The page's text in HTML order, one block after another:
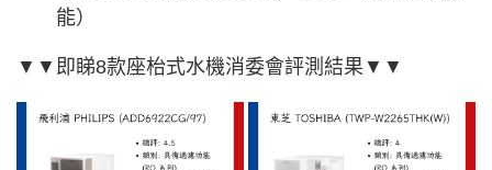
能）
▼▼即睇8款座枱式水機消委會評測結果▼▼